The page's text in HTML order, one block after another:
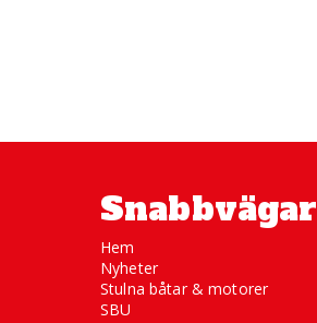
Snabbvägar
Hem
Nyheter
Stulna båtar & motorer
SBU